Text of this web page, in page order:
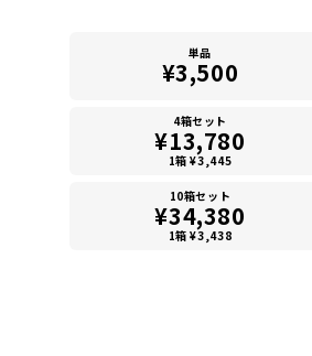
単品
¥3,500
4箱セット
¥13,780
1箱 ¥3,445
10箱セット
¥34,380
1箱 ¥3,438